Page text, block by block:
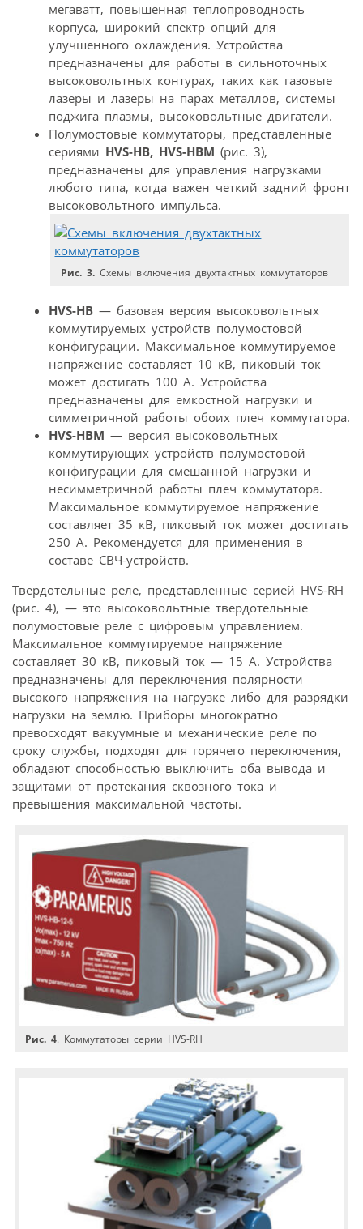
мегаватт, повышенная теплопроводность
корпуса, широкий спектр опций для
улучшенного охлаждения. Устройства
предназначены для работы в сильноточных
высоковольтных контурах, таких как газовые
лазеры и лазеры на парах металлов, системы
поджига плазмы, высоко­вольтные двигатели.
Полумостовые коммутаторы, представленные
сериями HVS-HB, HVS-HBM (рис. 3),
предназначены для управления нагрузками
любого типа, когда важен четкий задний фронт
высоковольтного импульса.
Рис. 3.Схемы включения двухтактных коммутаторов
HVS-HB — базовая версия высоковольтных
коммутируемых устройств полумостовой
конфигурации. Максимальное коммутируемое
напряжение составляет 10 кВ, пиковый ток
может достигать 100 А. Устройства
предназначены для емкостной нагрузки и
симметричной работы обоих плеч коммутатора.
HVS-HBM — версия высоковольтных
коммутирующих устройств полумостовой
конфигурации для смешанной нагрузки и
несимметричной работы плеч коммутатора.
Максимальное коммутируемое напряжение
составляет 35 кВ, пиковый ток может достигать
250 А. Рекомендуется для применения в
составе СВЧ-устройств.
Твердотельные реле, представленные серией HVS-RH
(рис. 4), — это высоковольтные твердотельные
полумостовые реле с цифровым управлением.
Максимальное коммутируемое напряжение
составляет 30 кВ, пиковый ток — 15 А. Устройства
предназначены для переключения полярности
высокого напряжения на нагрузке либо для разрядки
нагрузки на землю. Приборы многократно
превосходят вакуумные и механические реле по
сроку службы, подходят для горячего переключения,
обладают способностью выключить оба вывода и
защитами от протекания сквозного тока и
превышения максимальной частоты.
Рис. 4. Коммутаторы серии HVS-RH